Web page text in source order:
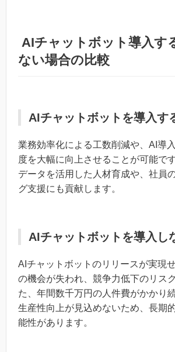
AIチャットボット導入す
ない場合の比較
AIチャットボットを導入す
業務効率化による工数削減や、AI導
度を大幅に向上させることが可能で
データを活用した人材育成や、社員
グ支援にも貢献します。
AIチャットボットを導入し
AIチャットボットのリリースが実現
の機会が失われ、競争力低下のリス
た、年間数千万円の人件費がかかり
生産性向上が見込めないため、長期
能性があります。